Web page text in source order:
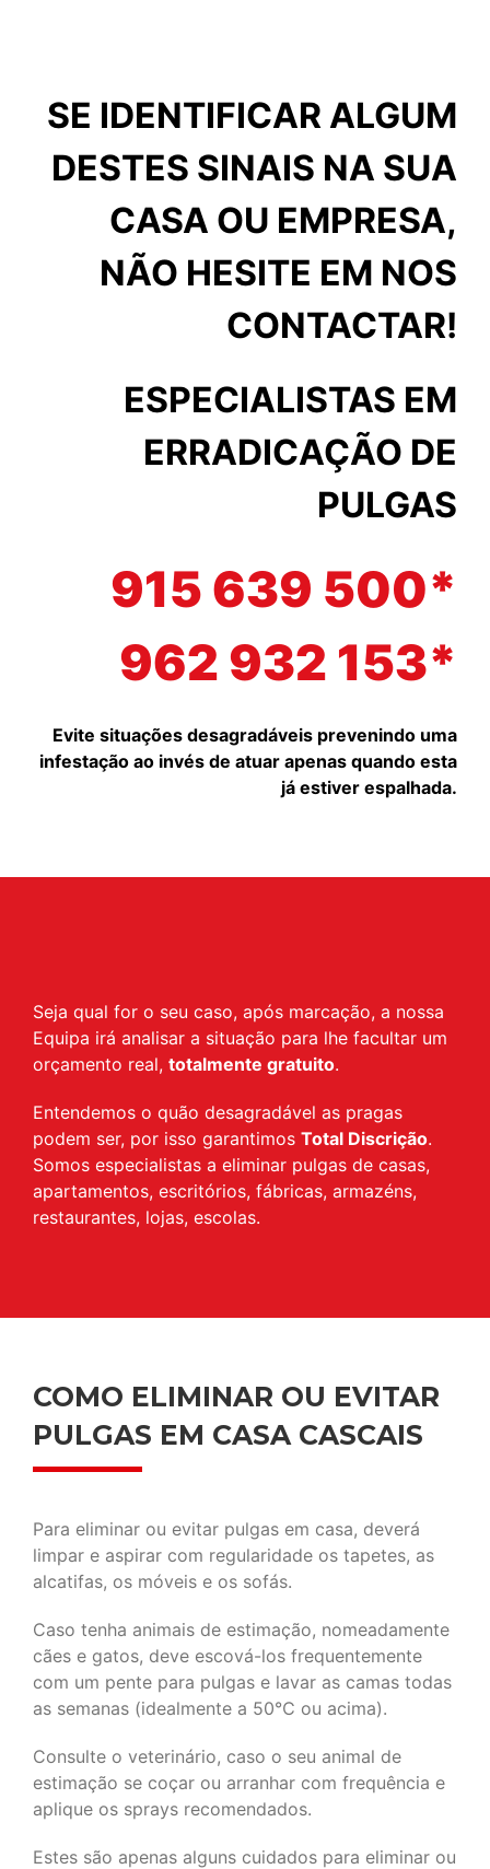
SE IDENTIFICAR ALGUM
DESTES SINAIS NA SUA
CASA OU EMPRESA,
NÃO HESITE EM NOS
CONTACTAR!
ESPECIALISTAS EM
ERRADICAÇÃO DE
PULGAS
915 639 500*
962 932 153*
Evite situações desagradáveis prevenindo uma
infestação ao invés de atuar apenas quando esta
já estiver espalhada.
Seja qual for o seu caso, após marcação, a nossa
Equipa irá analisar a situação para lhe facultar um
orçamento real, totalmente gratuito.
Entendemos o quão desagradável as pragas
podem ser, por isso garantimos Total Discrição.
Somos especialistas a eliminar pulgas de casas,
apartamentos, escritórios, fábricas, armazéns,
restaurantes, lojas, escolas.
COMO ELIMINAR OU EVITAR
PULGAS EM CASA CASCAIS
Para eliminar ou evitar pulgas em casa, deverá
limpar e aspirar com regularidade os tapetes, as
alcatifas, os móveis e os sofás.
Caso tenha animais de estimação, nomeadamente
cães e gatos, deve escová-los frequentemente
com um pente para pulgas e lavar as camas todas
as semanas (idealmente a 50℃ ou acima).
Consulte o veterinário, caso o seu animal de
estimação se coçar ou arranhar com frequência e
aplique os sprays recomendados.
Estes são apenas alguns cuidados para eliminar ou